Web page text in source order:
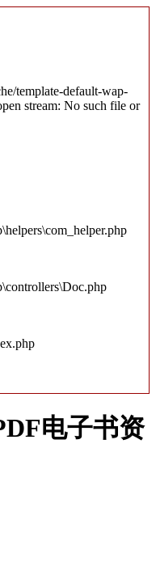
template-default-wap-
stream: No such file or
电子书资